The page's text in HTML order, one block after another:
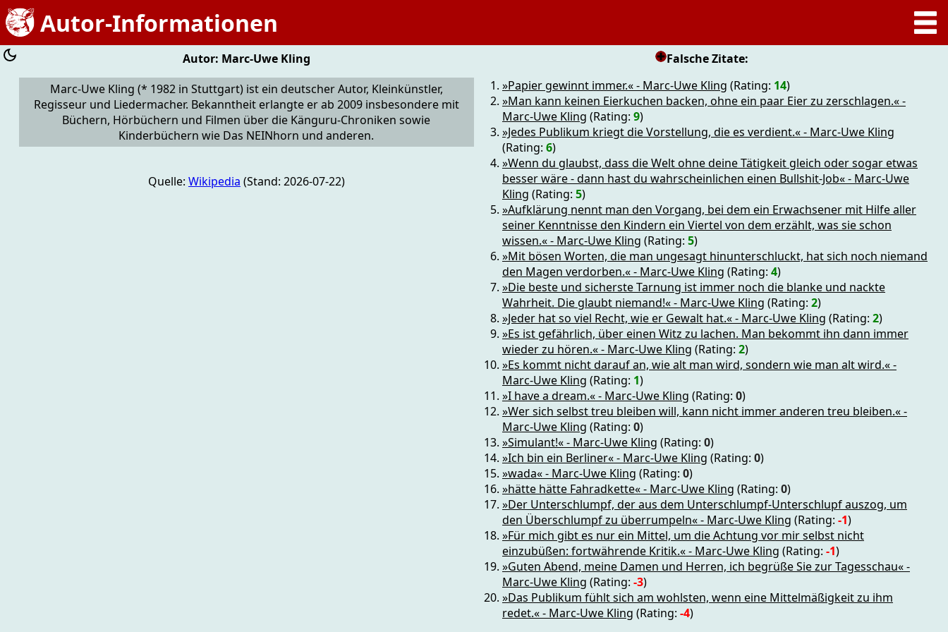
Autor-Informationen
Autor: Marc-Uwe Kling
Marc-Uwe Kling (* 1982 in Stuttgart) ist ein deutscher Autor, Kleinkünstler,
Regisseur und Liedermacher. Bekanntheit erlangte er ab 2009 insbesondere mit
Büchern, Hörbüchern und Filmen über die Känguru-Chroniken sowie
Kinderbüchern wie Das NEINhorn und anderen.
Quelle: Wikipedia (Stand: 2026-07-22)
Falsche Zitate:
»Papier gewinnt immer.« - Marc-Uwe Kling (Rating: 14)
»Man kann keinen Eierkuchen backen, ohne ein paar Eier zu zerschlagen.« -
Marc-Uwe Kling (Rating: 9)
»Jedes Publikum kriegt die Vorstellung, die es verdient.« - Marc-Uwe Kling
(Rating: 6)
»Wenn du glaubst, dass die Welt ohne deine Tätigkeit gleich oder sogar etwas
besser wäre - dann hast du wahrscheinlichen einen Bullshit-Job« - Marc-Uwe
Kling (Rating: 5)
»Aufklärung nennt man den Vorgang, bei dem ein Erwachsener mit Hilfe aller
seiner Kenntnisse den Kindern ein Viertel von dem erzählt, was sie schon
wissen.« - Marc-Uwe Kling (Rating: 5)
»Mit bösen Worten, die man ungesagt hinunterschluckt, hat sich noch niemand
den Magen verdorben.« - Marc-Uwe Kling (Rating: 4)
»Die beste und sicherste Tarnung ist immer noch die blanke und nackte
Wahrheit. Die glaubt niemand!« - Marc-Uwe Kling (Rating: 2)
»Jeder hat so viel Recht, wie er Gewalt hat.« - Marc-Uwe Kling (Rating: 2)
»Es ist gefährlich, über einen Witz zu lachen. Man bekommt ihn dann immer
wieder zu hören.« - Marc-Uwe Kling (Rating: 2)
»Es kommt nicht darauf an, wie alt man wird, sondern wie man alt wird.« -
Marc-Uwe Kling (Rating: 1)
»I have a dream.« - Marc-Uwe Kling (Rating: 0)
»Wer sich selbst treu bleiben will, kann nicht immer anderen treu bleiben.« -
Marc-Uwe Kling (Rating: 0)
»Simulant!« - Marc-Uwe Kling (Rating: 0)
»Ich bin ein Berliner« - Marc-Uwe Kling (Rating: 0)
»wada« - Marc-Uwe Kling (Rating: 0)
»hätte hätte Fahradkette« - Marc-Uwe Kling (Rating: 0)
»Der Unterschlumpf, der aus dem Unterschlumpf-Unterschlupf auszog, um
den Überschlumpf zu überrumpeln« - Marc-Uwe Kling (Rating: -1)
»Für mich gibt es nur ein Mittel, um die Achtung vor mir selbst nicht
einzubüßen: fortwährende Kritik.« - Marc-Uwe Kling (Rating: -1)
»Guten Abend, meine Damen und Herren, ich begrüße Sie zur Tagesschau« -
Marc-Uwe Kling (Rating: -3)
»Das Publikum fühlt sich am wohlsten, wenn eine Mittelmäßigkeit zu ihm
redet.« - Marc-Uwe Kling (Rating: -4)